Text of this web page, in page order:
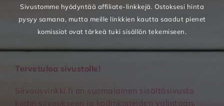
Sivustomme hyödyntää affiliate-linkkejä. Ostoksesi hinta
pysyy samana, mutta meille linkkien kautta saadut pienet
komissiot ovat tärkeä tuki sisällön tekemiseen.
Tervetuloa sivustolle!
Siivousvinkki.fi on suomalainen sisältösivusto
kodin siivoukseen ja kodinkoneiden valintaan.